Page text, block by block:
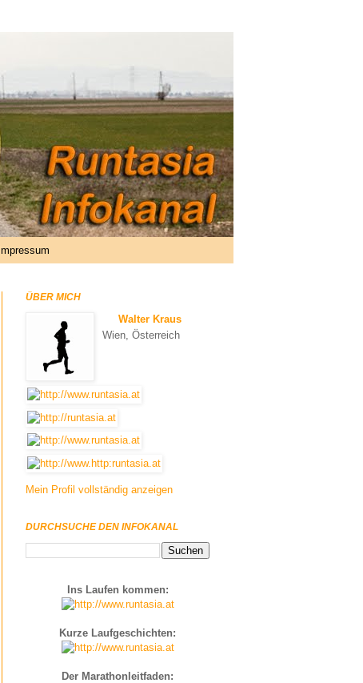
Impressum
ÜBER MICH
Walter Kraus
Wien, Österreich
Mein Profil vollständig anzeigen
DURCHSUCHE DEN INFOKANAL
Ins Laufen kommen:
Kurze Laufgeschichten:
Der Marathonleitfaden: